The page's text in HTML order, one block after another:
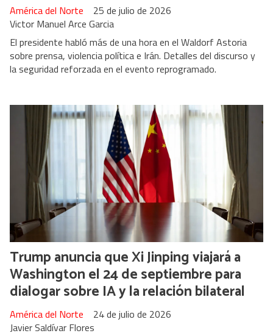
Victor Manuel Arce Garcia
América del Norte 25 de julio de 2026
El presidente habló más de una hora en el Waldorf Astoria
sobre prensa, violencia política e Irán. Detalles del discurso y
la seguridad reforzada en el evento reprogramado.
Trump anuncia que Xi Jinping viajará a
Washington el 24 de septiembre para
dialogar sobre IA y la relación bilateral
Javier Saldívar Flores
América del Norte 24 de julio de 2026